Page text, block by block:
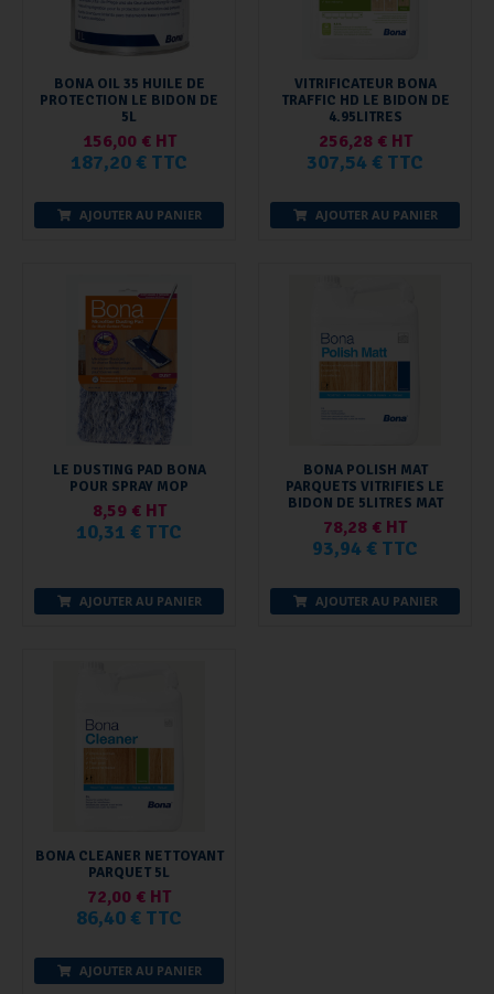
BONA OIL 35 HUILE DE
PROTECTION LE BIDON DE
5L
156,00 € HT
187,20 € TTC
AJOUTER AU PANIER
VITRIFICATEUR BONA
TRAFFIC HD LE BIDON DE
4.95LITRES
256,28 € HT
307,54 € TTC
AJOUTER AU PANIER
LE DUSTING PAD BONA
POUR SPRAY MOP
8,59 € HT
10,31 € TTC
AJOUTER AU PANIER
BONA POLISH MAT
PARQUETS VITRIFIES LE
BIDON DE 5LITRES MAT
78,28 € HT
93,94 € TTC
AJOUTER AU PANIER
BONA CLEANER NETTOYANT
PARQUET 5L
72,00 € HT
86,40 € TTC
AJOUTER AU PANIER